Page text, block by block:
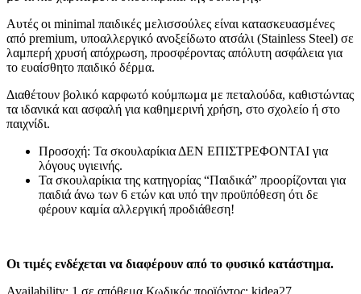
Αυτές οι minimal παιδικές μελισσούλες είναι κατασκευασμένες
από premium, υποαλλεργικό ανοξείδωτο ατσάλι (Stainless Steel) σε
λαμπερή χρυσή απόχρωση, προσφέροντας απόλυτη ασφάλεια για
το ευαίσθητο παιδικό δέρμα.
Διαθέτουν βολικό καρφωτό κούμπωμα με πεταλούδα, καθιστώντας
τα ιδανικά και ασφαλή για καθημερινή χρήση, στο σχολείο ή στο
παιχνίδι.
Προσοχή: Τα σκουλαρίκια ΔΕΝ ΕΠΙΣΤΡΕΦΟΝΤΑΙ για
λόγους υγιεινής.
Τα σκουλαρίκια της κατηγορίας “Παιδικά” προορίζονται για
παιδιά άνω των 6 ετών και υπό την προϋπόθεση ότι δε
φέρουν καμία αλλεργική προδιάθεση!
Οι τιμές ενδέχεται να διαφέρουν από το φυσικό κατάστημα.
Availability: 1 σε απόθεμα Κωδικός προϊόντος: kidea27